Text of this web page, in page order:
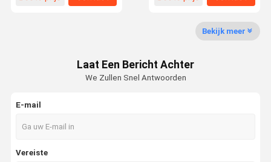
Kwaliteitsco
Contacteer
Shopping
De Machine van de Tecartherapie
De Machine van de ultrasone klanktherapie
De Therapiemachine van de luchtdruk
Bekijk meer
Laat Een Bericht Achter
We Zullen Snel Antwoorden
E-mail
Vereiste